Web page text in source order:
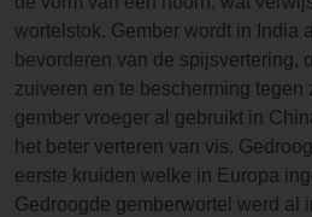
wortelstok. Gember wordt in India
bevorderen van de spijsvertering,
zuiveren en te bescherming tegen
gember vroeger al gebruikt in
het beter verteren van vis.
eerste kruiden welke in Europa
Gedroogde gemberwortel werd al